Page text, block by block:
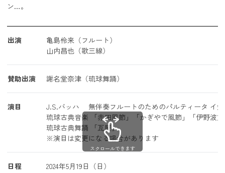
ン…。
出演
亀島伶来（フルート）
山内昌也（歌三線）
賛助出演 謝名堂奈津（琉球舞踊）
演目
J.S.バッハ 無伴奏フルートのためのパルティータ イ
琉球古典音楽 「赤田風節」「かぎやで風節」「伊野波
琉球古典舞踊 「瓦屋」
※演目は変更になる場合があります
日程 2024年5月19日（日）
スクロールできます